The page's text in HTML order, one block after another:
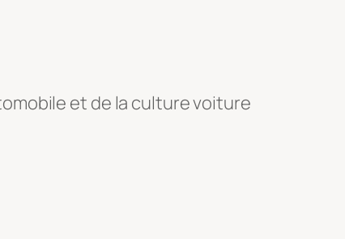
et de la culture voiture